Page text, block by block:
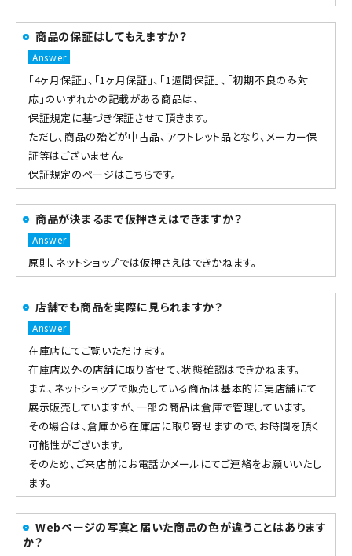
商品の保証はしてもえますか？
「4ヶ月保証」、「1ヶ月保証」、「1週間保証」、「初期不良のみ対
応」のいずれかの記載がある商品は、
保証規定に基づき保証させて頂きます。
ただし、商品の殆どが中古品、アウトレット品となり、メーカー保
証等はございません。
保証規定のページはこちらです。
商品が決まるまで仮押さえはできますか？
原則、ネットショップでは仮押さえはできかねます。
店舗でも商品を実際に見られますか？
在庫店にてご覧いただけます。
在庫店以外の店舗に取り寄せて、状態確認はできかねます。
また、ネットショップで販売している商品は基本的に実店舗にて
展示販売していますが、一部の商品は倉庫で管理しています。
その場合は、倉庫から在庫店に取り寄せますので、お時間を頂く
可能性がございます。
そのため、ご来店前にお電話かメールにてご連絡をお願いいたし
ます。
Webページの写真と届いた商品の色が違うことはあります
か？